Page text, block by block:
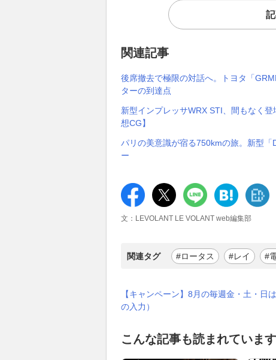
関連記事
後席撤去で極限の対話へ。トヨタ「
ターの到達点
新型インプレッサWRX STI、間もなく
想CG】
パリの美意識が宿る750kmの旅。新型
ー
文：LEVOLANT LE VOLANT web編集部
関連タグ #ロータス #レイ #
【キャンペーン】8月の毎週金・土・日
の入力）
こんな記事も読まれています